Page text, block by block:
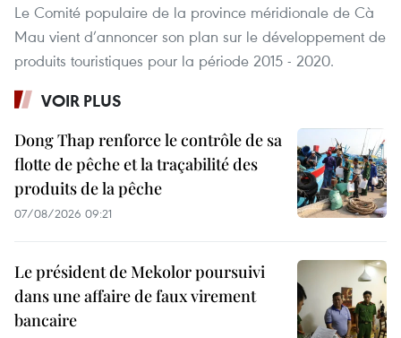
Le Comité populaire de la province méridionale de Cà
Mau vient d’annoncer son plan sur le développement de
produits touristiques pour la période 2015 - 2020.
VOIR PLUS
Dong Thap renforce le contrôle de sa
flotte de pêche et la traçabilité des
produits de la pêche
07/08/2026 09:21
Le président de Mekolor poursuivi
dans une affaire de faux virement
bancaire